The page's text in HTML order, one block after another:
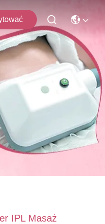
IPL Masaż